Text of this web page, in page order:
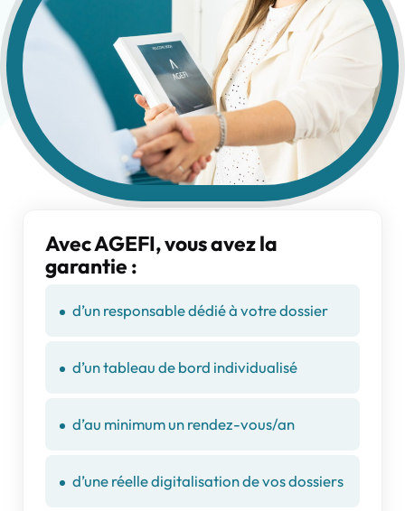
Avec AGEFI, vous avez la
garantie :
d’un responsable dédié à votre dossier
d’un tableau de bord individualisé
d’au minimum un rendez-vous/an
d’une réelle digitalisation de vos dossiers